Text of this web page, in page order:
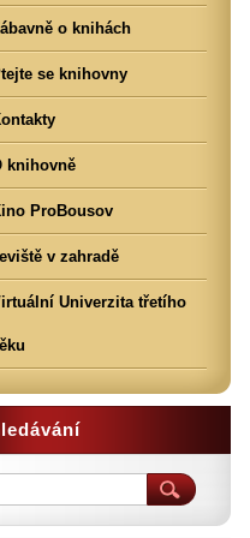
o knihách
se knihovny
knihovně
ProBousov
v zahradě
Univerzita třetího